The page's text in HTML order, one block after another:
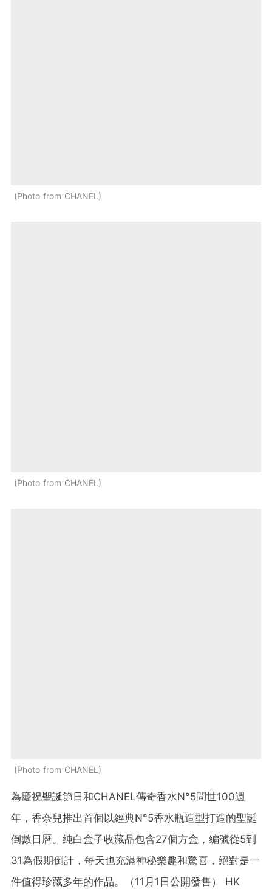
Photo from CHANEL
Photo from CHANEL
Photo from CHANEL
為慶祝聖誕節日和CHANEL傳奇香水N°5問世100週
年，香奈兒推出首個以經典N°5香水瓶造型打造的聖誕
倒數日曆。純白盒子收藏品包含27個方盒，編號從5到
31為假期倒計，每天也充滿神秘樂趣和驚喜，絕對是一
件值得珍藏多年的作品。（11月1日公開發售） HK